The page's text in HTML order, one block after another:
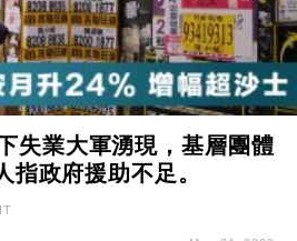
失業大軍湧現，基層團體
指政府援助不足。